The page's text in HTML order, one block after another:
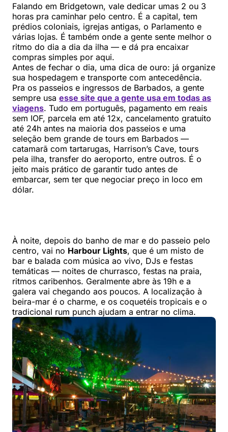
Falando em Bridgetown, vale dedicar umas 2 ou 3
horas pra caminhar pelo centro. É a capital, tem
prédios coloniais, igrejas antigas, o Parlamento e
várias lojas. É também onde a gente sente melhor o
ritmo do dia a dia da ilha — e dá pra encaixar
compras simples por aqui.
Antes de fechar o dia, uma dica de ouro: já organize
sua hospedagem e transporte com antecedência.
Pra os passeios e ingressos de Barbados, a gente
sempre usa esse site que a gente usa em todas as
viagens. Tudo em português, pagamento em reais
sem IOF, parcela em até 12x, cancelamento gratuito
até 24h antes na maioria dos passeios e uma
seleção bem grande de tours em Barbados —
catamarã com tartarugas, Harrison’s Cave, tours
pela ilha, transfer do aeroporto, entre outros. É o
jeito mais prático de garantir tudo antes de
embarcar, sem ter que negociar preço in loco em
dólar.
À noite, depois do banho de mar e do passeio pelo
centro, vai no Harbour Lights, que é um misto de
bar e balada com música ao vivo, DJs e festas
temáticas — noites de churrasco, festas na praia,
ritmos caribenhos. Geralmente abre às 19h e a
galera vai chegando aos poucos. A localização à
beira-mar é o charme, e os coquetéis tropicais e o
tradicional rum punch ajudam a entrar no clima.